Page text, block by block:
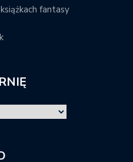
fantasy